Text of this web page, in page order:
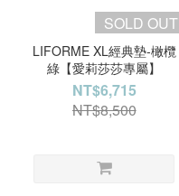
SOLD OUT
LIFORME XL經典墊-橄欖
綠【愛莉莎莎專屬】
NT$6,715
NT$8,500